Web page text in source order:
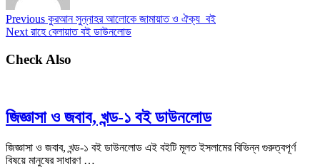
Previous কুরআন সুন্নাহর আলোকে জামায়াত ও ঐক্য বই
Nextরাহে বেলায়াত বই ডাউনলোড
Check Also
জিজ্ঞাসা ও জবাব, খন্ড-১ বই ডাউনলোড
জিজ্ঞাসা ও জবাব, খন্ড-১ বই ডাউনলোড এই বইটি মূলত ইসলামের বিভিন্ন গুরুত্বপূর্ণ
বিষয়ে মানুষের সাধারণ …